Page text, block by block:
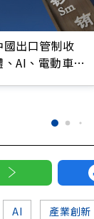
出口管制收
AI、電動車、
AI 產業創新